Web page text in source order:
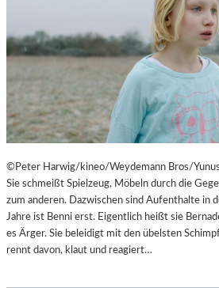
©Peter Harwig/kineo/Weydemann Bros/
Sie schmeißt Spielzeug, Möbeln durch die
zum anderen. Dazwischen sind Aufenthalte in
Jahre ist Benni erst. Eigentlich heißt sie
es Ärger. Sie beleidigt mit den übelsten
rennt davon, klaut und reagiert…